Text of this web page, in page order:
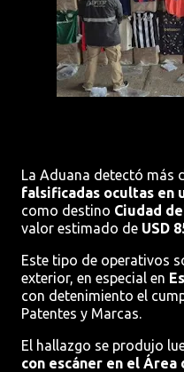
La Aduana detectó más
falsificadas ocultas en
como destino Ciudad
valor estimado de USD
Este tipo de operativos
exterior, en especial en
con detenimiento el
Patentes y Marcas.
El hallazgo se produjo
con escáner en el